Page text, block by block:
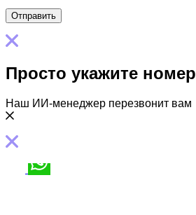
Просто укажите номер
Наш ИИ-менеджер перезвонит вам